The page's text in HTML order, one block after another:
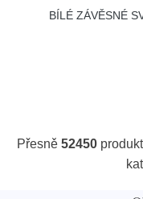
BÍLÉ ZÁVĚSNÉ
Přesně 52450